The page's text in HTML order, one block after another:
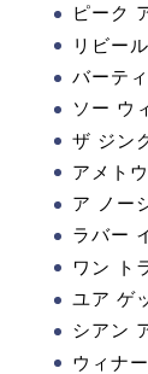
ピーク
リビー
バーテ
ソー ウ
ザ ジン
アメト
ア ノー
ラバー
ワン ト
ユア ゲ
シアン
ウィナー